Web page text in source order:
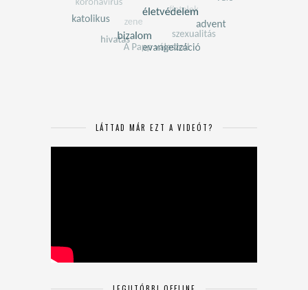
LÁTTAD MÁR EZT A VIDEÓT?